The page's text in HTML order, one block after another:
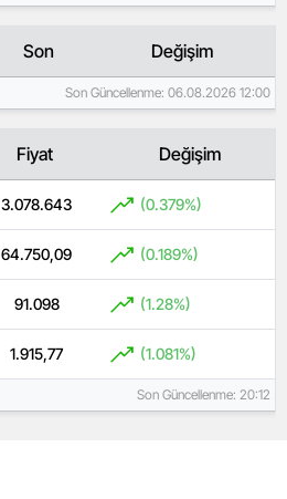
Son Değişim
Son Güncellenme: 06.08.2026 12:00
Fiyat Değişim
3.078.643 (0.379%)
64.750,09 (0.189%)
91.098 (1.28%)
1.915,77 (1.081%)
Son Güncellenme: 20:12